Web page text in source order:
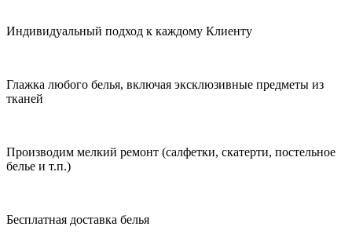
Индивидуальный подход к каждому Клиенту
Глажка любого белья, включая эксклюзивные предметы из
тканей
Производим мелкий ремонт (салфетки, скатерти, постельное
белье и т.п.)
Бесплатная доставка белья